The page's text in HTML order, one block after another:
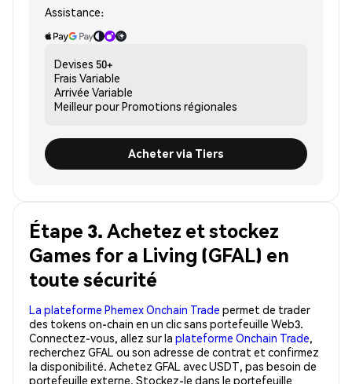
Assistance:
Devises 50+
Frais Variable
Arrivée Variable
Meilleur pourPromotions régionales
Acheter via Tiers
Étape 3. Achetez et stockez
Games for a Living (GFAL) en
toute sécurité
La plateforme Phemex Onchain Trade permet de trader
des tokens on-chain en un clic sans portefeuille Web3.
Connectez-vous, allez sur la plateforme Onchain Trade,
recherchez GFAL ou son adresse de contrat et confirmez
la disponibilité. Achetez GFAL avec USDT, pas besoin de
portefeuille externe. Stockez-le dans le portefeuille